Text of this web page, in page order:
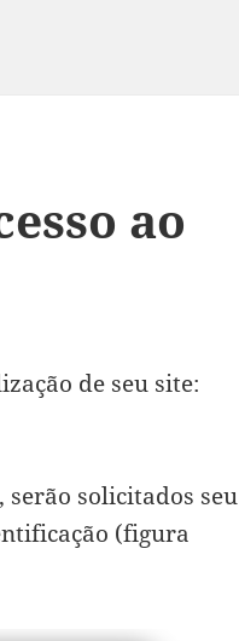
ao
de seu site:
serão solicitados seu
(figura